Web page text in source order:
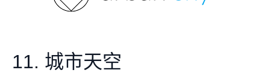
11. 城市天空